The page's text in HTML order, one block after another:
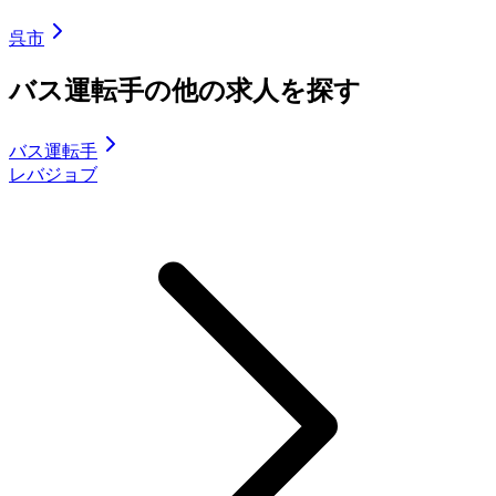
呉市
バス運転手の他の求人を探す
バス運転手
レバジョブ